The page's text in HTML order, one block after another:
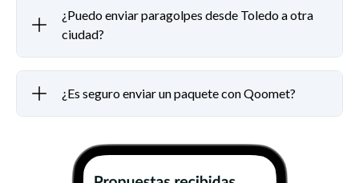
¿Puedo enviar paragolpes desde Toledo a otra
ciudad?
¿Es seguro enviar un paquete con Qoomet?